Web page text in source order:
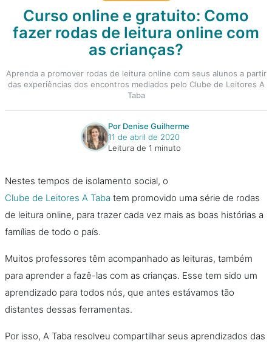
Curso online e gratuito: Como
fazer rodas de leitura online com
as crianças?
Aprenda a promover rodas de leitura online com seus alunos a partir
das experiências dos encontros mediados pelo Clube de Leitores A
Taba
Por Denise Guilherme
11 de abril de 2020
Leitura de 1 minuto
Nestes tempos de isolamento social, o
Clube de Leitores A Taba tem promovido uma série de rodas
de leitura online, para trazer cada vez mais as boas histórias a
famílias de todo o país.
Muitos professores têm acompanhado as leituras, também
para aprender a fazê-las com as crianças. Esse tem sido um
aprendizado para todos nós, que antes estávamos tão
distantes dessas ferramentas.
Por isso, A Taba resolveu compartilhar seus aprendizados das